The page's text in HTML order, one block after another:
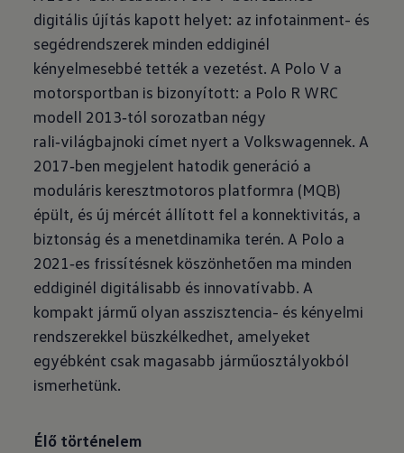
digitális újítás kapott helyet: az infotainment- és
segédrendszerek minden eddiginél
kényelmesebbé tették a vezetést. A Polo V a
motorsportban is bizonyított: a Polo R WRC
modell 2013‑tól sorozatban négy
rali‑világbajnoki címet nyert a Volkswagennek. A
2017‑ben megjelent hatodik generáció a
moduláris keresztmotoros platformra (MQB)
épült, és új mércét állított fel a konnektivitás, a
biztonság és a menetdinamika terén. A Polo a
2021‑es frissítésnek köszönhetően ma minden
eddiginél digitálisabb és innovatívabb. A
kompakt jármű olyan asszisztencia- és kényelmi
rendszerekkel büszkélkedhet, amelyeket
egyébként csak magasabb járműosztályokból
ismerhetünk.
Élő történelem